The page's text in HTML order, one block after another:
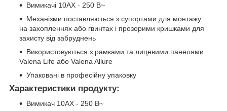
Вимикачі 10AX - 250 В~
Механізми поставляються з супортами для монтажу
на захопленнях або гвинтах і прозорими кришками для
захисту від забруднень
Використовуються з рамками та лицевими панелями
Valena Life або Valena Allure
Упаковані в професійну упаковку
Характеристики продукту:
Вимикач 10AX - 250 В~